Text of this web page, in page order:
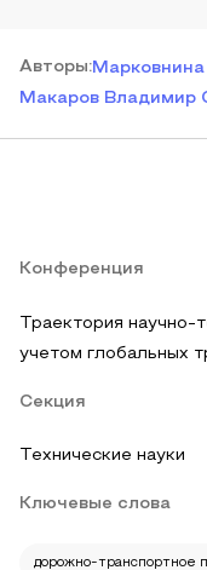
Авторы:
Макаров Владимир
Конференция
Траектория научно-
учетом глобальных
Секция
Технические науки
Ключевые слова
дорожно-транспортное